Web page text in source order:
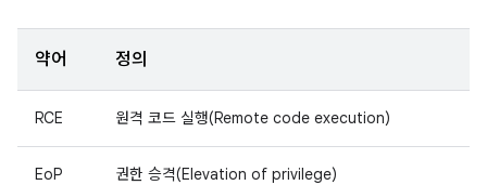
약어 정의
RCE 원격 코드 실행(Remote code execution)
EoP 권한 승격(Elevation of privilege)